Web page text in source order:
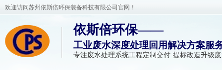
欢迎访问苏州依斯倍环保装备科技有限公司官网！
依斯倍环保——
工业废水深度处理回用解决方案服
专注废水处理系统工程定制交付 提标改造升级